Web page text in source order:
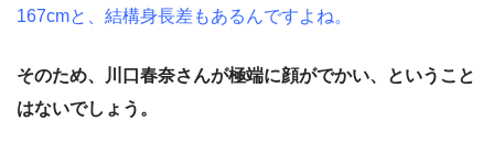
167cmと、結構身長差もあるんですよね。
そのため、川口春奈さんが極端に顔がでかい、ということ
はないでしょう。